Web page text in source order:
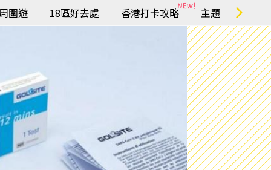
圍遊 18區好去處 香港打卡攻略 主題特集